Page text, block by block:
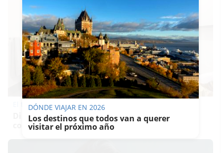
El truco contra la cal
Di adiós a la cal del baño con estos sencillos
consejos
DÓNDE VIAJAR EN 2026
Los destinos que todos van a querer
visitar el próximo año